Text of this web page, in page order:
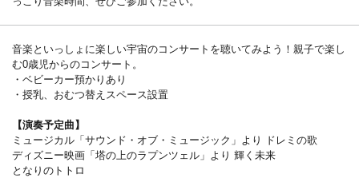
音楽といっしょに楽しい宇宙のコンサートを聴いてみよう！親子で楽し
む0歳児からのコンサート。
・ベビーカー預かりあり
・授乳、おむつ替えスペース設置
【演奏予定曲】
ミュージカル「サウンド・オブ・ミュージック」より ドレミの歌
ディズニー映画「塔の上のラプンツェル」より 輝く未来
となりのトトロ